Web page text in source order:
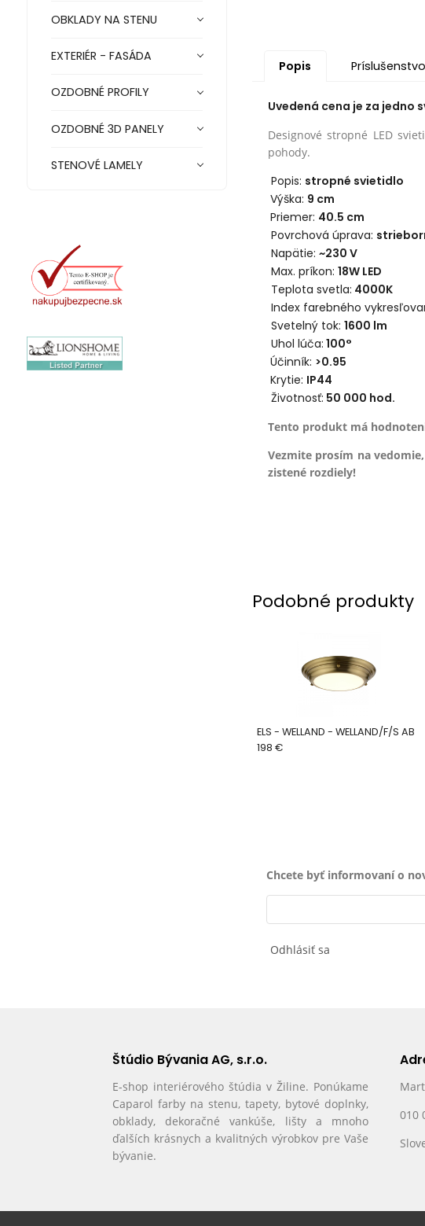
OBKLADY NA STENU
EXTERIÉR - FASÁDA
OZDOBNÉ PROFILY
OZDOBNÉ 3D PANELY
STENOVÉ LAMELY
Popis Príslušenstvo
Uvedená cena je za jedno
Designové stropné LED
pohody.
Popis: stropné svietidlo
Výška: 9 cm
Priemer: 40.5 cm
Povrchová úprava:
Napätie: ~230 V
Max. príkon: 18W LED
Teplota svetla: 4000K
Index farebného
Svetelný tok: 1600 lm
Uhol lúča: 100°
Účinník: >0.95
Krytie: IP44
Životnosť: 50 000 hod.
Tento produkt má
Vezmite prosím na
zistené rozdiely!
Podobné produkty
ELS - WELLAND - WELLAND/F/S AB
198 €
Chcete byť informovaní o
Odhlásiť sa
Štúdio Bývania AG, s.r.o.
E-shop interiérového štúdia v Žiline. Ponúkame
Caparol farby na stenu, tapety, bytové doplnky,
obklady, dekoračné vankúše, lišty a mnoho
ďalších krásnych a kvalitných výrobkov pre Vaše
bývanie.
010